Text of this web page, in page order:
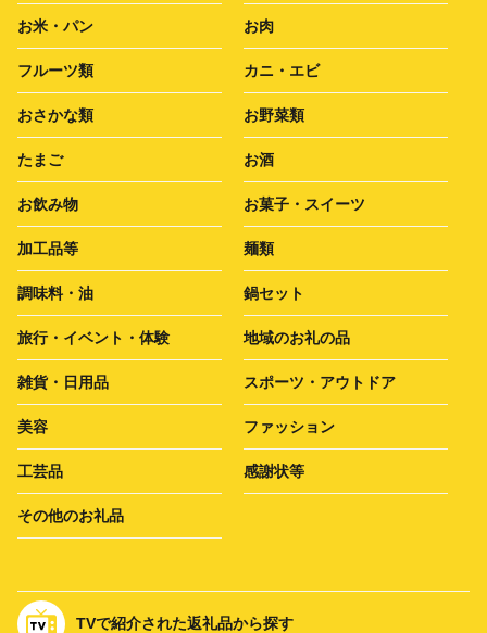
お米・パン お肉
フルーツ類 カニ・エビ
おさかな類 お野菜類
たまご お酒
お飲み物 お菓子・スイーツ
加工品等 麺類
調味料・油 鍋セット
旅行・イベント・体験 地域のお礼の品
雑貨・日用品 スポーツ・アウトドア
美容 ファッション
工芸品 感謝状等
その他のお礼品
TVで紹介された返礼品から探す